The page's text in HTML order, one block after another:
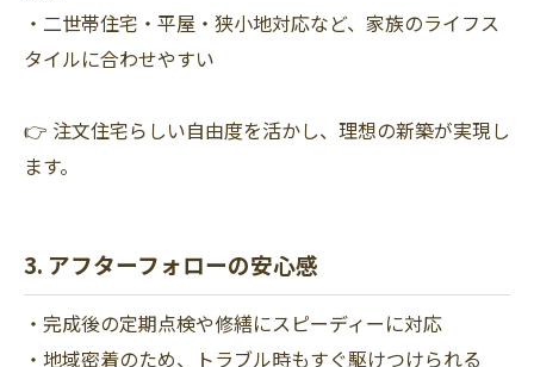
・二世帯住宅・平屋・狭小地対応など、家族のライフス
タイルに合わせやすい
👉 注文住宅らしい自由度を活かし、理想の新築が実現し
ます。
3. アフターフォローの安心感
・完成後の定期点検や修繕にスピーディーに対応
・地域密着のため、トラブル時もすぐ駆けつけられる